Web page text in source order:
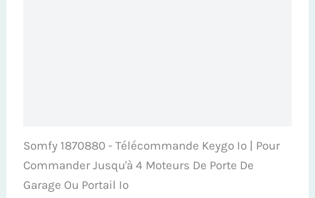
Somfy 1870880 - Télécommande Keygo Io | Pour
Commander Jusqu'à 4 Moteurs De Porte De
Garage Ou Portail Io